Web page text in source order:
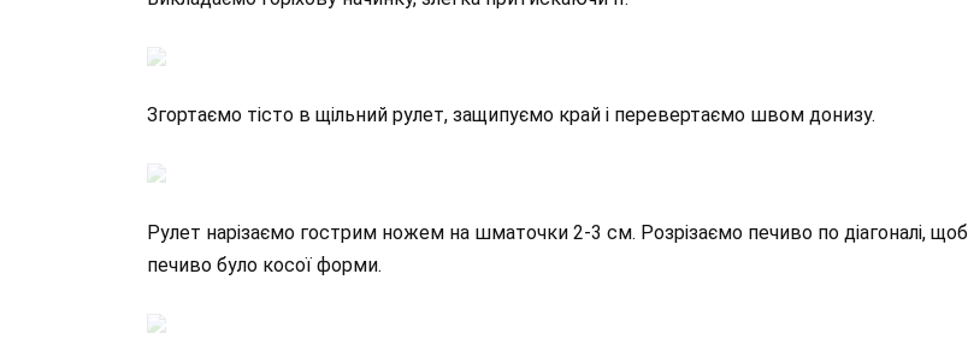
Згортаємо тісто в щільний рулет, защипуємо край і перевертаємо швом донизу.
Рулет нарізаємо гострим ножем на шматочки 2-3 см. Розрізаємо печиво по діагоналі, щоб
печиво було косої форми.